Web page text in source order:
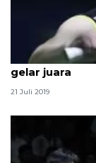
Ringkasan
gelar juara
21 Juli 2019